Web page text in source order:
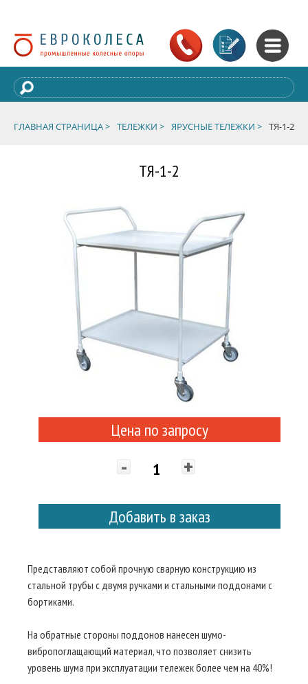
ГЛАВНАЯ СТРАНИЦА > ТЕЛЕЖКИ > ЯРУСНЫЕ ТЕЛЕЖКИ > ТЯ-1-2
ТЯ-1-2
Цена по запросу
- +
Добавить в заказ
Представляют собой прочную сварную конструкцию из
стальной трубы с двумя ручками и стальными поддонами с
бортиками.
На обратные стороны поддонов нанесен шумо-
вибропоглащающий материал, что позволяет снизить
уровень шума при эксплуатации тележек более чем на 40%!